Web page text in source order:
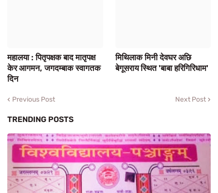
महालया : पितृपक्षक बाद मातृपक्ष
केर आगमन, जगदम्बाक स्वागतक
दिन
मिथिलाक मिनी देवघर अछि
बेगूसराय स्थित 'बाबा हरिगिरिधाम'
Previous Post Next Post
TRENDING POSTS